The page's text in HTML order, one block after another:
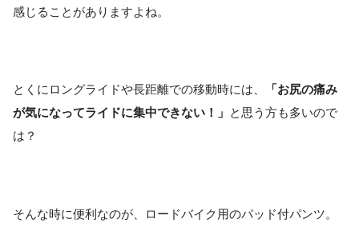
感じることがありますよね。
とくにロングライドや長距離での移動時には、
「お尻の痛み
が気になってライドに集中できない！」 と思う方も多いので
は？
そんな時に便利なのが、ロードバイク用のパッド付パンツ。